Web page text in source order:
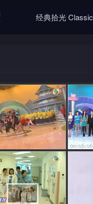
经典拾光 Classic